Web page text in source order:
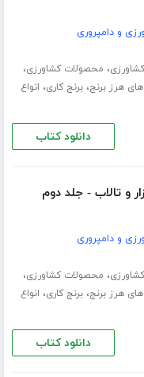
و دامپروری
، محصولات کشاورزی،
هرز برنج،برنج کاری، انواع
دانلود کتاب
و تالاب - جلد دوم
و دامپروری
، محصولات کشاورزی،
هرز برنج،برنج کاری، انواع
دانلود کتاب